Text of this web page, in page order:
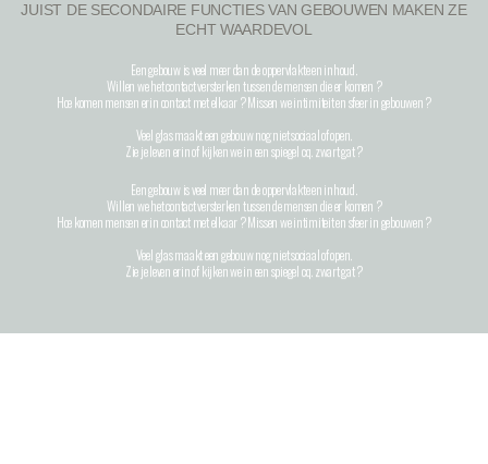
JUIST DE SECONDAIRE FUNCTIES VAN GEBOUWEN MAKEN ZE
ECHT WAARDEVOL
Een gebouw is veel meer dan de oppervlakte en inhoud.
Willen we het contact versterken tussen de mensen die er komen ?
Hoe komen mensen erin contact met elkaar ? Missen we intimiteit en sfeer in gebouwen ?
Veel glas maakt een gebouw nog niet sociaal of open.
Zie je leven erin of kijken we in een spiegel cq. zwart gat ?
Een gebouw is veel meer dan de oppervlakte en inhoud.
Willen we het contact versterken tussen de mensen die er komen ?
Hoe komen mensen erin contact met elkaar ? Missen we intimiteit en sfeer in gebouwen ?
Veel glas maakt een gebouw nog niet sociaal of open.
Zie je leven erin of kijken we in een spiegel cq. zwart gat ?